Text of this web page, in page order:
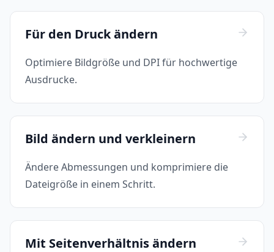
Für den Druck ändern
Optimiere Bildgröße und DPI für hochwertige
Ausdrucke.
Bild ändern und verkleinern
Ändere Abmessungen und komprimiere die
Dateigröße in einem Schritt.
Mit Seitenverhältnis ändern